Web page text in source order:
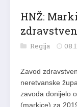
HNŽ:
Regija
Zavod
neretvanske
zavoda donijelo
(markice) za